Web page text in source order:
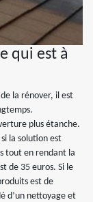
qui est à
la rénover, il est
plus étanche.
la solution est
tout en rendant la
de 35 euros. Si le
est de
d’un nettoyage et